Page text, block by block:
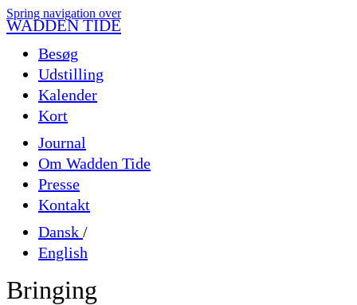
Spring navigation over
WADDEN TIDE
Besøg
Udstilling
Kalender
Kort
Journal
Om Wadden Tide
Presse
Kontakt
Dansk /
English
Bringing